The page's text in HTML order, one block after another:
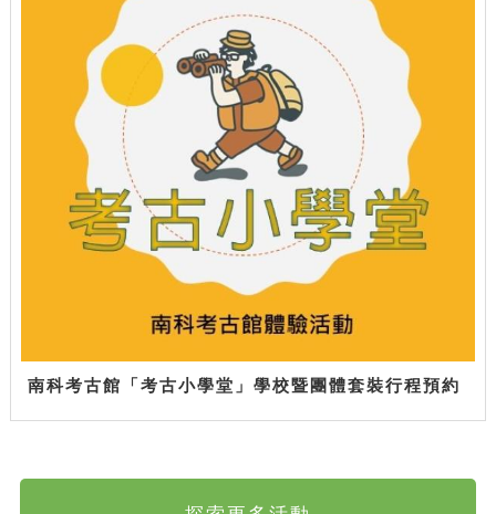
南科考古館「考古小學堂」學校暨團體套裝行程預約